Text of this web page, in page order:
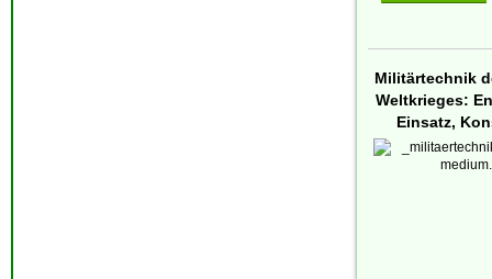
Militärtechnik
Weltkrieges:
Einsatz,